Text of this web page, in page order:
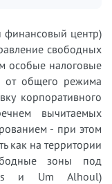
финансовый центр)
свободных
особые налоговые
от общего режима
корпоративного
вычитаемых
- при этом
как на территории
зоны под
и Um Alhoul)